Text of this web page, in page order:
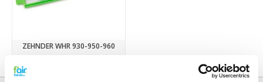
ZEHNDER WHR 930-950-960